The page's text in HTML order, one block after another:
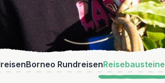
Borneo RundreisenReisebausteine